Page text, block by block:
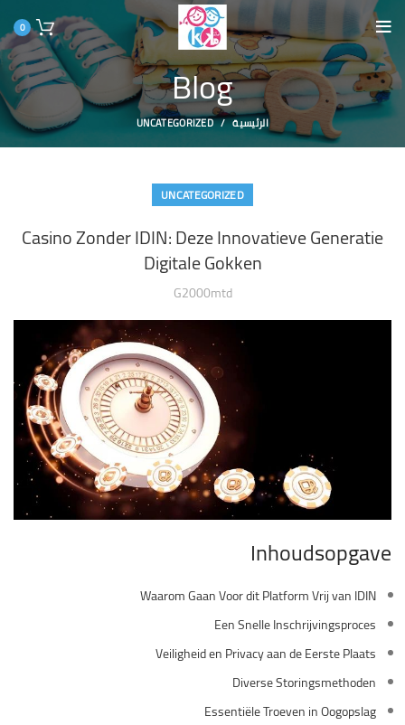
0
Blog
الرئيسية UNCATEGORIZED
UNCATEGORIZED
Casino Zonder IDIN: Deze Innovatieve Generatie
Digitale Gokken
G2000mtd
Inhoudsopgave
Waarom Gaan Voor dit Platform Vrij van IDIN
Een Snelle Inschrijvingsproces
Veiligheid en Privacy aan de Eerste Plaats
Diverse Storingsmethoden
Essentiële Troeven in Oogopslag